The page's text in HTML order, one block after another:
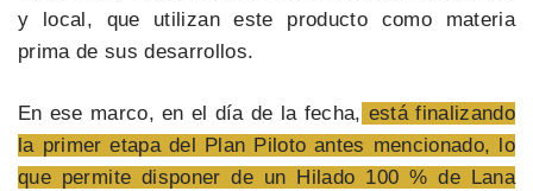
y local, que utilizan este producto como materia
prima de sus desarrollos.
En ese marco, en el día de la fecha, está finalizando
la primer etapa del Plan Piloto antes mencionado, lo
que permite disponer de un Hilado 100 % de Lana